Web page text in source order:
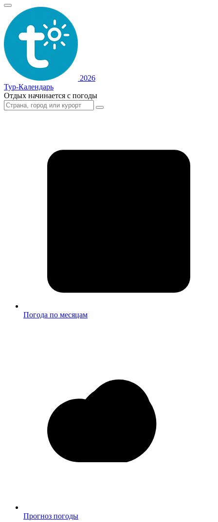
2026
Тур-Календарь
Отдых начинается с погоды
Погода по месяцам
Прогноз погоды